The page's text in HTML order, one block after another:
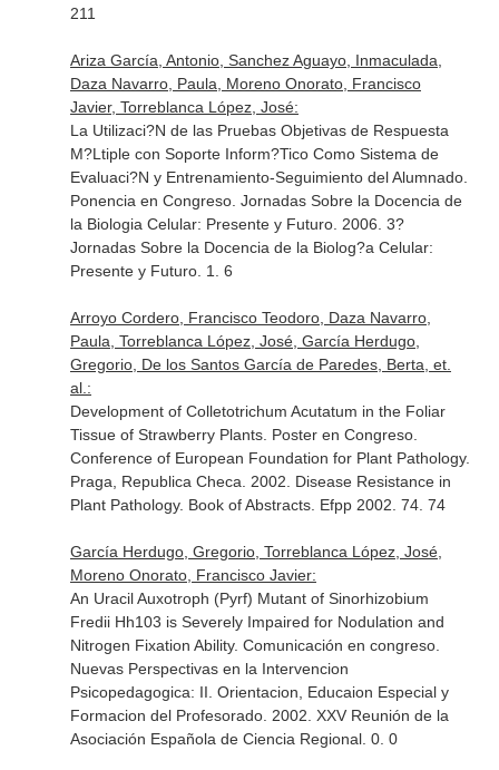
211
Ariza García, Antonio, Sanchez Aguayo, Inmaculada,
Daza Navarro, Paula, Moreno Onorato, Francisco
Javier, Torreblanca López, José:
La Utilizaci?N de las Pruebas Objetivas de Respuesta
M?Ltiple con Soporte Inform?Tico Como Sistema de
Evaluaci?N y Entrenamiento-Seguimiento del Alumnado.
Ponencia en Congreso. Jornadas Sobre la Docencia de
la Biologia Celular: Presente y Futuro. 2006. 3?
Jornadas Sobre la Docencia de la Biolog?a Celular:
Presente y Futuro. 1. 6
Arroyo Cordero, Francisco Teodoro, Daza Navarro,
Paula, Torreblanca López, José, García Herdugo,
Gregorio, De los Santos García de Paredes, Berta, et.
al.:
Development of Colletotrichum Acutatum in the Foliar
Tissue of Strawberry Plants. Poster en Congreso.
Conference of European Foundation for Plant Pathology.
Praga, Republica Checa. 2002. Disease Resistance in
Plant Pathology. Book of Abstracts. Efpp 2002. 74. 74
García Herdugo, Gregorio, Torreblanca López, José,
Moreno Onorato, Francisco Javier:
An Uracil Auxotroph (Pyrf) Mutant of Sinorhizobium
Fredii Hh103 is Severely Impaired for Nodulation and
Nitrogen Fixation Ability. Comunicación en congreso.
Nuevas Perspectivas en la Intervencion
Psicopedagogica: II. Orientacion, Educaion Especial y
Formacion del Profesorado. 2002. XXV Reunión de la
Asociación Española de Ciencia Regional. 0. 0